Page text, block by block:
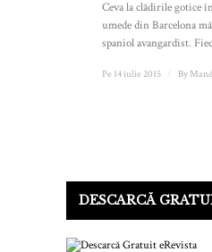
Ceva la clădirile gotice
umede din Barcelona
spaniol avangardist.
Pe 14 iulie 2015 By
DESCARCĂ